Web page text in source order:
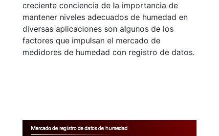
creciente conciencia de la importancia de
mantener niveles adecuados de humedad en
diversas aplicaciones son algunos de los
factores que impulsan el mercado de
medidores de humedad con registro de datos.
Mercado de registro de datos de humedad